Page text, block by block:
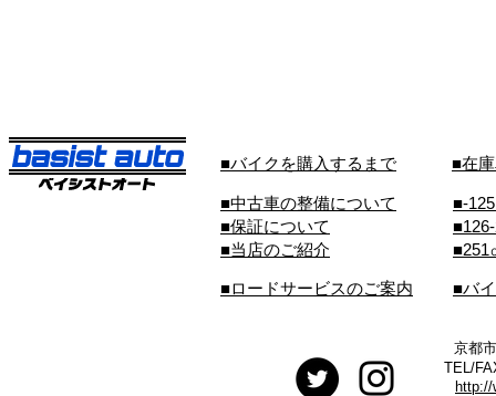
■バイクを購入するまで ■在
■中古車の整備について
■保証について
■当店のご紹介
■-
■251
■ロードサービスのご案内 ■バ
京都
TEL/